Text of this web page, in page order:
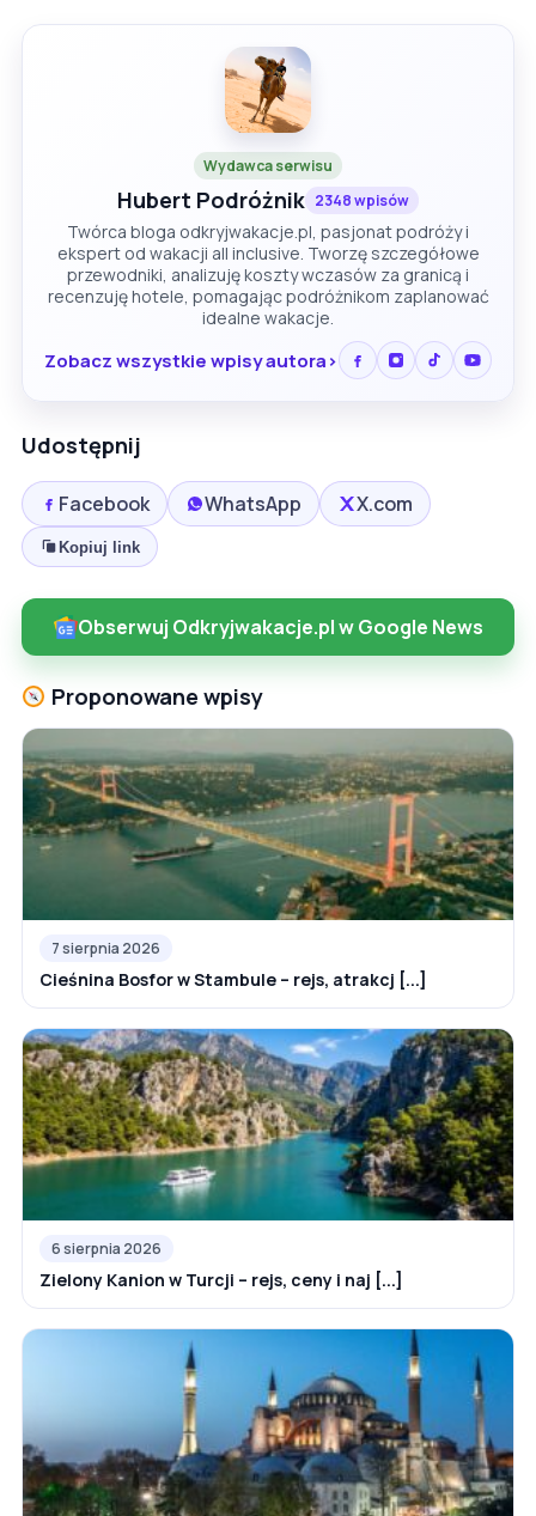
Wydawca serwisu
Hubert Podróżnik 2348 wpisów
Twórca bloga odkryjwakacje.pl, pasjonat podróży i
ekspert od wakacji all inclusive. Tworzę szczegółowe
przewodniki, analizuję koszty wczasów za granicą i
recenzuję hotele, pomagając podróżnikom zaplanować
idealne wakacje.
Zobacz wszystkie wpisy autora
Udostępnij
Facebook WhatsApp X.com
Kopiuj link
Obserwuj Odkryjwakacje.pl w Google News
Proponowane wpisy
7 sierpnia 2026
Cieśnina Bosfor w Stambule – rejs, atrakcj [...]
6 sierpnia 2026
Zielony Kanion w Turcji – rejs, ceny i naj [...]